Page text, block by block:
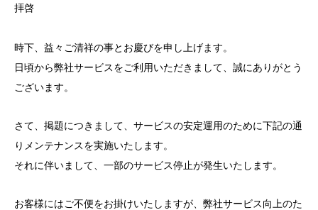
拝啓
時下、益々ご清祥の事とお慶びを申し上げます。
日頃から弊社サービスをご利用いただきまして、誠にありがとう
ございます。
さて、掲題につきまして、サービスの安定運用のために下記の通
りメンテナンスを実施いたします。
それに伴いまして、一部のサービス停止が発生いたします。
お客様にはご不便をお掛けいたしますが、弊社サービス向上のた